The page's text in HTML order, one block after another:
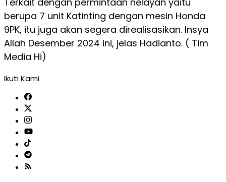
berupa 7 unit Katinting dengan mesin Honda
9PK, itu juga akan segera direalisasikan. Insya
Allah Desember 2024 ini, jelas Hadianto. ( Tim
Media Hi)
Ikuti Kami